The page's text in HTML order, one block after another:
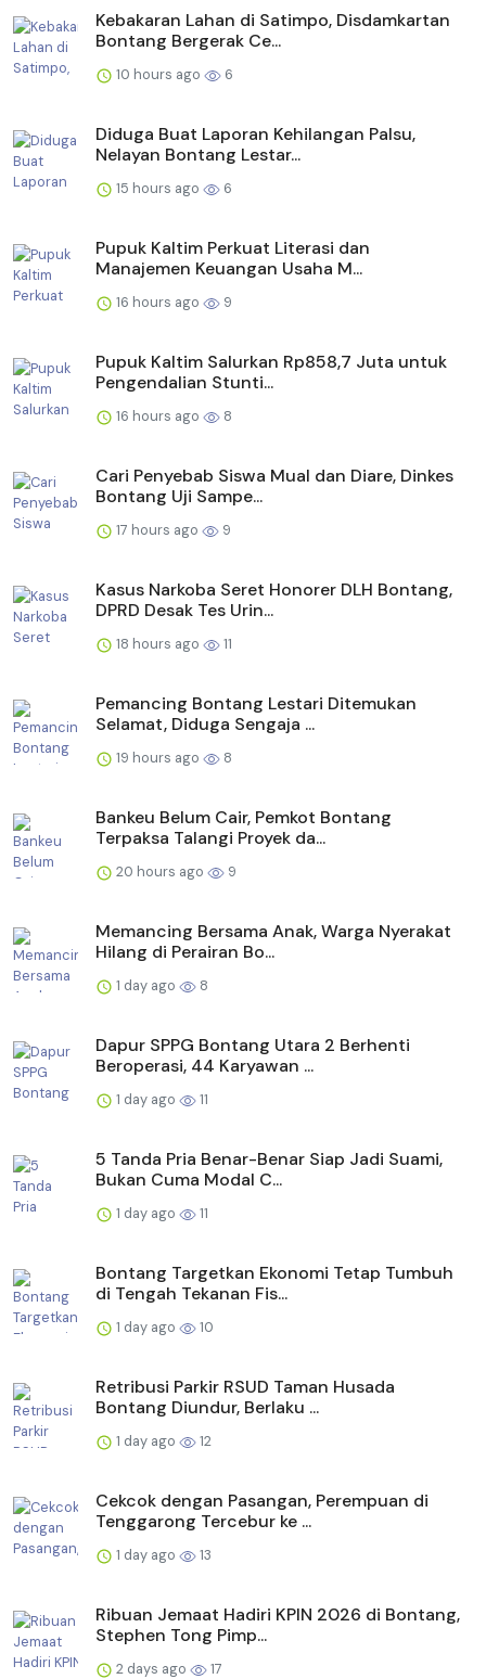
Kebakaran Lahan di Satimpo, Disdamkartan
Bontang Bergerak Ce...
10 hours ago 6
Diduga Buat Laporan Kehilangan Palsu,
Nelayan Bontang Lestar...
15 hours ago 6
Pupuk Kaltim Perkuat Literasi dan
Manajemen Keuangan Usaha M...
16 hours ago 9
Pupuk Kaltim Salurkan Rp858,7 Juta untuk
Pengendalian Stunti...
16 hours ago 8
Cari Penyebab Siswa Mual dan Diare, Dinkes
Bontang Uji Sampe...
17 hours ago 9
Kasus Narkoba Seret Honorer DLH Bontang,
DPRD Desak Tes Urin...
18 hours ago 11
Pemancing Bontang Lestari Ditemukan
Selamat, Diduga Sengaja ...
19 hours ago 8
Bankeu Belum Cair, Pemkot Bontang
Terpaksa Talangi Proyek da...
20 hours ago 9
Memancing Bersama Anak, Warga Nyerakat
Hilang di Perairan Bo...
1 day ago 8
Dapur SPPG Bontang Utara 2 Berhenti
Beroperasi, 44 Karyawan ...
1 day ago 11
5 Tanda Pria Benar-Benar Siap Jadi Suami,
Bukan Cuma Modal C...
1 day ago 11
Bontang Targetkan Ekonomi Tetap Tumbuh
di Tengah Tekanan Fis...
1 day ago 10
Retribusi Parkir RSUD Taman Husada
Bontang Diundur, Berlaku ...
1 day ago 12
Cekcok dengan Pasangan, Perempuan di
Tenggarong Tercebur ke ...
1 day ago 13
Ribuan Jemaat Hadiri KPIN 2026 di Bontang,
Stephen Tong Pimp...
2 days ago 17